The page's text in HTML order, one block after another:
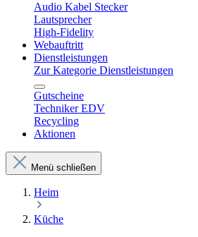
Audio Kabel Stecker
Lautsprecher
High-Fidelity
Webauftritt
Dienstleistungen
Zur Kategorie Dienstleistungen
Gutscheine
Techniker EDV
Recycling
Aktionen
Menü schließen
Heim
Küche